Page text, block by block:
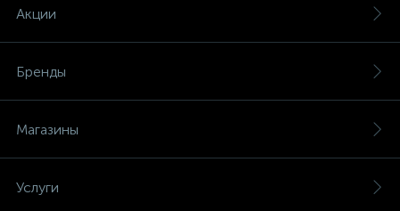
Акции
Бренды
Магазины
Услуги